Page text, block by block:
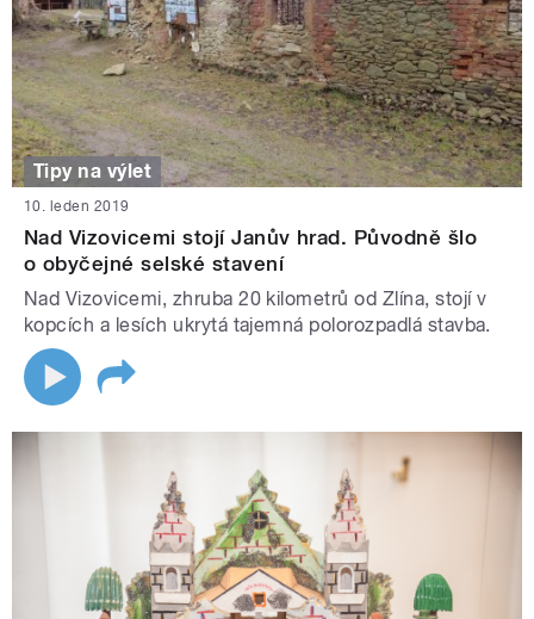
Tipy na výlet
10. leden 2019
Nad Vizovicemi stojí Janův hrad. Původně šlo
o obyčejné selské stavení
Nad Vizovicemi, zhruba 20 kilometrů od Zlína, stojí v
kopcích a lesích ukrytá tajemná polorozpadlá stavba.